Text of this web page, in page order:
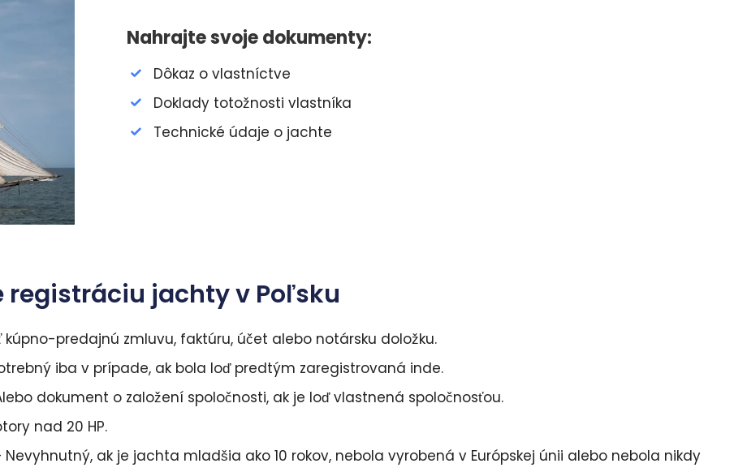
Nahrajte svoje dokumenty:
Dôkaz o vlastníctve
Doklady totožnosti vlastníka
Technické údaje o jachte
registráciu jachty v Poľsku
kúpno-predajnú zmluvu, faktúru, účet alebo notársku doložku.
iba v prípade, ak bola loď predtým zaregistrovaná inde.
dokument o založení spoločnosti, ak je loď vlastnená spoločnosťou.
nad 20 HP.
Nevyhnutný, ak je jachta mladšia ako 10 rokov, nebola vyrobená v Európskej únii alebo nebola nikdy